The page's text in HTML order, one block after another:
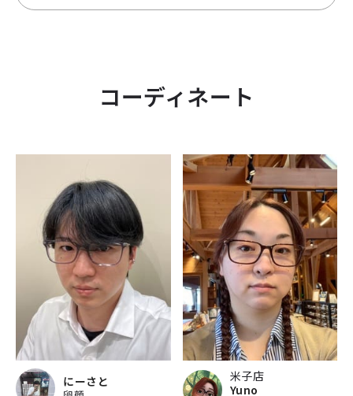
コーディネート
にーさと
米子店
Yuno